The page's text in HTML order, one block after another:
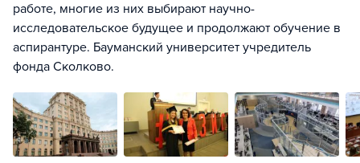
работе, многие из них выбирают научно-
исследовательское будущее и продолжают обучение в
аспирантуре. Бауманский университет учредитель
фонда Сколково.